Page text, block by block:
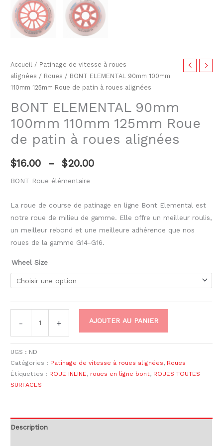
Accueil / Patinage de vitesse à roues
alignées / Roues / BONT ELEMENTAL 90mm 100mm
110mm 125mm Roue de patin à roues alignées
BONT ELEMENTAL 90mm
100mm 110mm 125mm Roue
de patin à roues alignées
$16.00 – $20.00
BONT Roue élémentaire
La roue de course de patinage en ligne Bont Elemental est
notre roue de milieu de gamme. Elle offre un meilleur roulis,
un meilleur rebond et une meilleure adhérence que nos
roues de la gamme G14-G16.
Wheel Size
- + AJOUTER AU PANIER
UGS : ND
Catégories : Patinage de vitesse à roues alignées, Roues
Étiquettes : ROUE INLINE, roues en ligne bont, ROUES TOUTES
SURFACES
Description